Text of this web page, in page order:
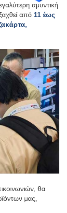
αμυντική
από 11 έως
θα
μας,